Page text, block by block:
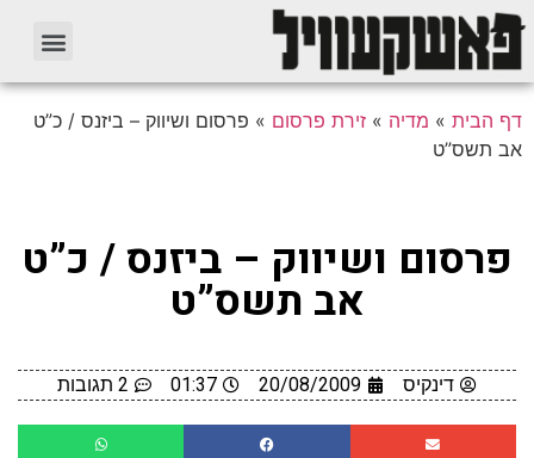
דף הבית » מדיה » זירת פרסום » פרסום ושיווק – ביזנס / כ”ט
אב תשס”ט
פרסום ושיווק – ביזנס / כ”ט
אב תשס”ט
דינקיס 20/08/2009
01:37 2 תגובות